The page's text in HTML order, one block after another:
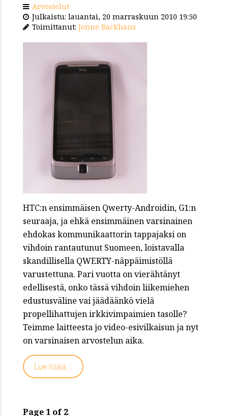
Arvostelut
Julkaistu: lauantai, 20 marraskuun 2010 19:50
Toimittanut: Jonne Backhaus
HTC:n ensimmäisen Qwerty-Androidin, G1:n
seuraaja, ja ehkä ensimmäinen varsinainen
ehdokas kommunikaattorin tappajaksi on
vihdoin rantautunut Suomeen, loistavalla
skandillisella QWERTY-näppäimistöllä
varustettuna. Pari vuotta on vierähtänyt
edellisestä, onko tässä vihdoin liikemiehen
edustusväline vai jäädäänkö vielä
propellihattujen irkkivimpaimien tasolle?
Teimme laitteesta jo video-esivilkaisun ja nyt
on varsinaisen arvostelun aika.
Lue lisää...
Page 1 of 2